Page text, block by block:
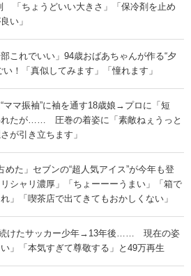
「ちょうどいい大きさ」「保冷剤を止め
い」
部これでいい」94歳おばあちゃんが作る“夕
い！「真似してみます」「憧れます」
ママ振袖”に袖を通す18歳娘→プロに「短
れたが…… 圧巻の着姿に「素敵ねぇうっと
が引き立ちます」
めた」セブンの“超人気アイス”が今年も登
シャリ濃厚」「ちょーーーうまい」「箱で
」「喫茶店で出てきてもおかしくない」
けたサッカー少年→13年後…… 現在の姿
」「本気すぎて尊敬する」と49万再生